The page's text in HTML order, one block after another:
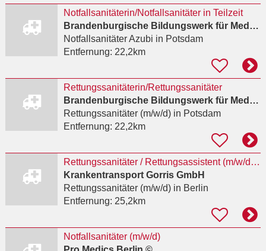
Notfallsanitäterin/Notfallsanitäter in Teilzeit
Brandenburgische Bildungswerk für Medizin und Soziales e.V.
Notfallsanitäter Azubi in Potsdam
Entfernung: 22,2km
Rettungssanitäterin/Rettungssanitäter
Brandenburgische Bildungswerk für Medizin und Soziales e.V.
Rettungssanitäter (m/w/d)in Potsdam
Entfernung: 22,2km
Rettungssanitäter / Rettungsassistent (m/w/d) – Krankentransport Gorris GmbH (Berlin)
Krankentransport Gorris GmbH
Rettungssanitäter (m/w/d)in Berlin
Entfernung: 25,2km
Notfallsanitäter (m/w/d)